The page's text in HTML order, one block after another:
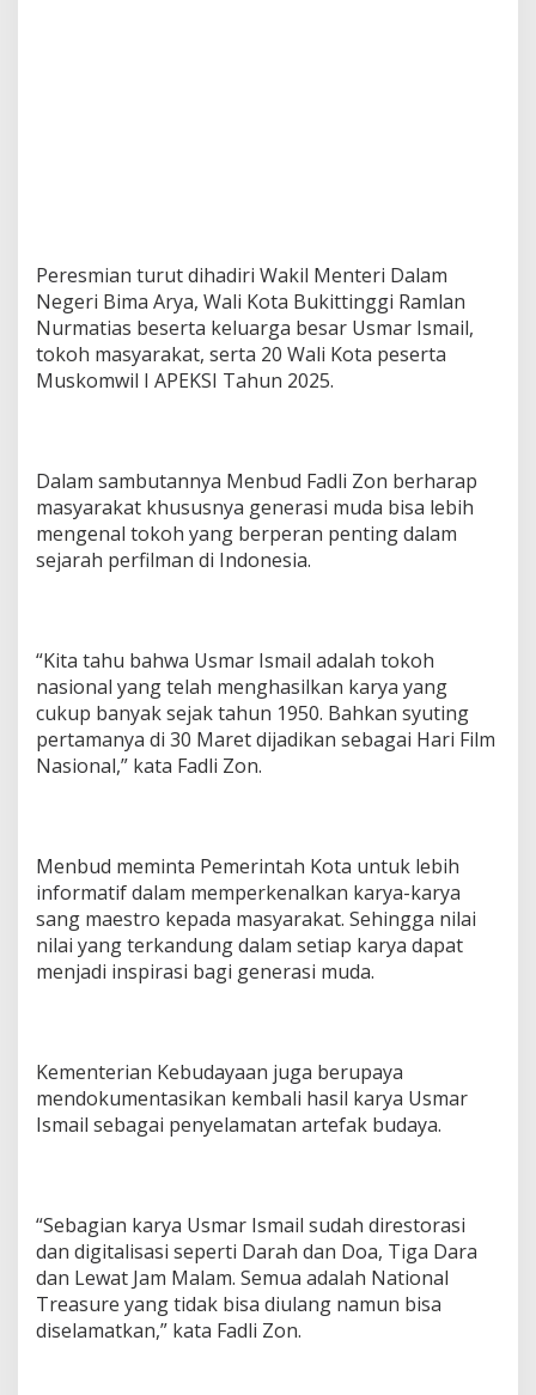
Peresmian turut dihadiri Wakil Menteri Dalam
Negeri Bima Arya, Wali Kota Bukittinggi Ramlan
Nurmatias beserta keluarga besar Usmar Ismail,
tokoh masyarakat, serta 20 Wali Kota peserta
Muskomwil I APEKSI Tahun 2025.
Dalam sambutannya Menbud Fadli Zon berharap
masyarakat khususnya generasi muda bisa lebih
mengenal tokoh yang berperan penting dalam
sejarah perfilman di Indonesia.
“Kita tahu bahwa Usmar Ismail adalah tokoh
nasional yang telah menghasilkan karya yang
cukup banyak sejak tahun 1950. Bahkan syuting
pertamanya di 30 Maret dijadikan sebagai Hari Film
Nasional,” kata Fadli Zon.
Menbud meminta Pemerintah Kota untuk lebih
informatif dalam memperkenalkan karya-karya
sang maestro kepada masyarakat. Sehingga nilai
nilai yang terkandung dalam setiap karya dapat
menjadi inspirasi bagi generasi muda.
Kementerian Kebudayaan juga berupaya
mendokumentasikan kembali hasil karya Usmar
Ismail sebagai penyelamatan artefak budaya.
“Sebagian karya Usmar Ismail sudah direstorasi
dan digitalisasi seperti Darah dan Doa, Tiga Dara
dan Lewat Jam Malam. Semua adalah National
Treasure yang tidak bisa diulang namun bisa
diselamatkan,” kata Fadli Zon.